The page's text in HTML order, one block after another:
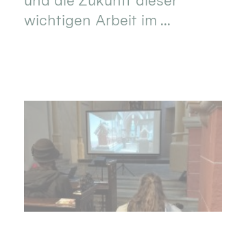
wichtigen Arbeit im ...